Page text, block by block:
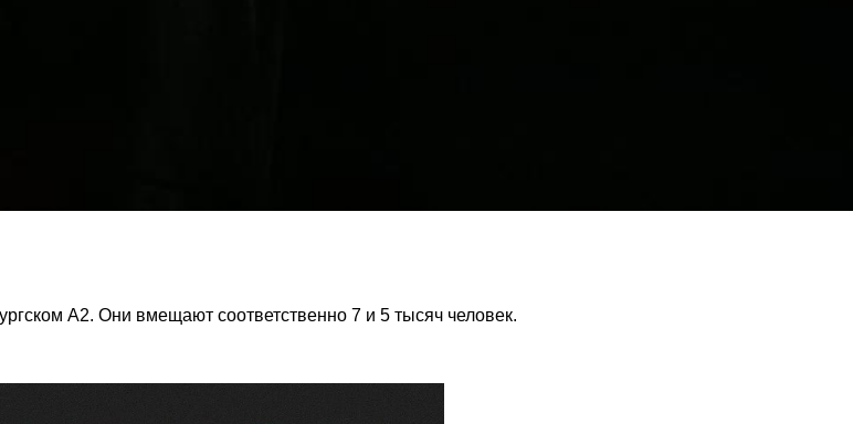
А2. Они вмещают соответственно 7 и 5 тысяч человек.